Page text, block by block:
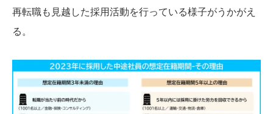
再転職も見越した採用活動を行っている様子がうかがえ
る。